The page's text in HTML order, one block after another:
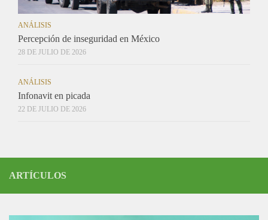
ANÁLISIS
Percepción de inseguridad en México
28 DE JULIO DE 2026
ANÁLISIS
Infonavit en picada
22 DE JULIO DE 2026
ARTÍCULOS